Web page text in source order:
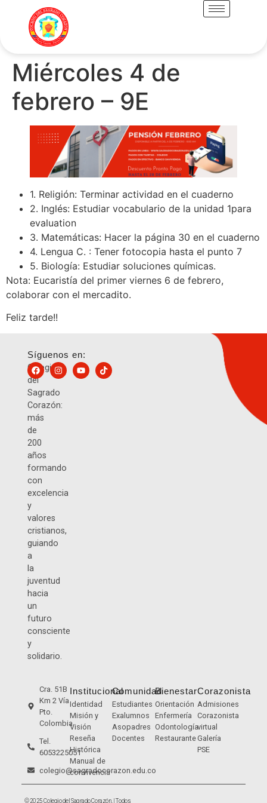
Miércoles 4 de
febrero – 9E
1. Religión: Terminar actividad en el cuaderno
2. Inglés: Estudiar vocabulario de la unidad 1para
evaluation
3. Matemáticas: Hacer la página 30 en el cuaderno
4. Lengua C. : Tener fotocopia hasta el punto 7
5. Biología: Estudiar soluciones químicas.
Nota: Eucaristía del primer viernes 6 de febrero,
colaborar con el mercadito.
Feliz tarde!!
Colegio
del
Sagrado
Corazón:
más
de
200
años
formando
con
excelencia
y
valores
cristianos,
guiando
a
la
juventud
hacia
un
futuro
consciente
y
solidario.
Síguenos en:
Cra. 51B
Km 2 Vía
Pto.
Colombia
Tel.
6053225051
colegio@sagradocorazon.edu.co
Institucional
Identidad
Misión y
Visión
Reseña
Histórica
Manual de
convivencia
Comunidad
Estudiantes
Exalumnos
Asopadres
Docentes
Bienestar
Orientación
Enfermería
Odontología
Restaurante
Corazonista
Admisiones
Corazonista
virtual
Galería
PSE
© 2025 Colegio del Sagrado Corazón. | Todos